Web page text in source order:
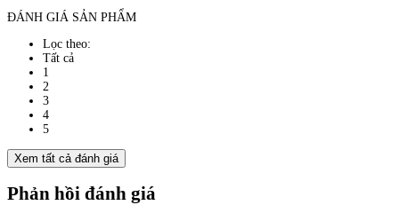
ĐÁNH GIÁ SẢN PHẨM
Lọc theo:
Tất cả
1
2
3
4
5
Xem tất cả đánh giá
Phản hồi đánh giá